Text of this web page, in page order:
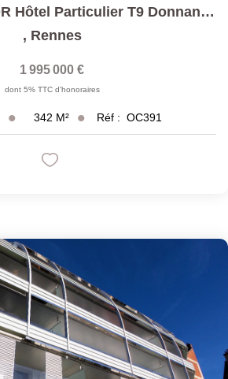
RENNES THABOR Hôtel Particulier T9 Donnant Sur Jardin Sud
, Rennes
1 995 000 €
dont 5% TTC d'honoraires
342 M² Réf : OC391